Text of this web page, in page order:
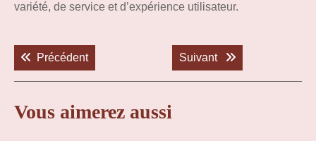
variété, de service et d’expérience utilisateur.
de
l’article
PrécédentPrevious post: Suivant Next post:
Vous aimerez aussi